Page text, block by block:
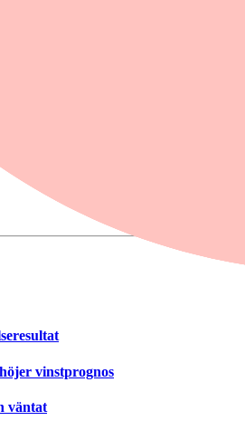
vinstprognos
väntat